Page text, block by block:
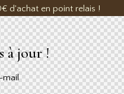
d'achat en point relais !
à jour !